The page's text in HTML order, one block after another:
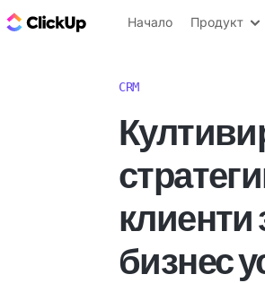
ClickUp блог
Начало Продукт
CRM
клиенти
бизнес